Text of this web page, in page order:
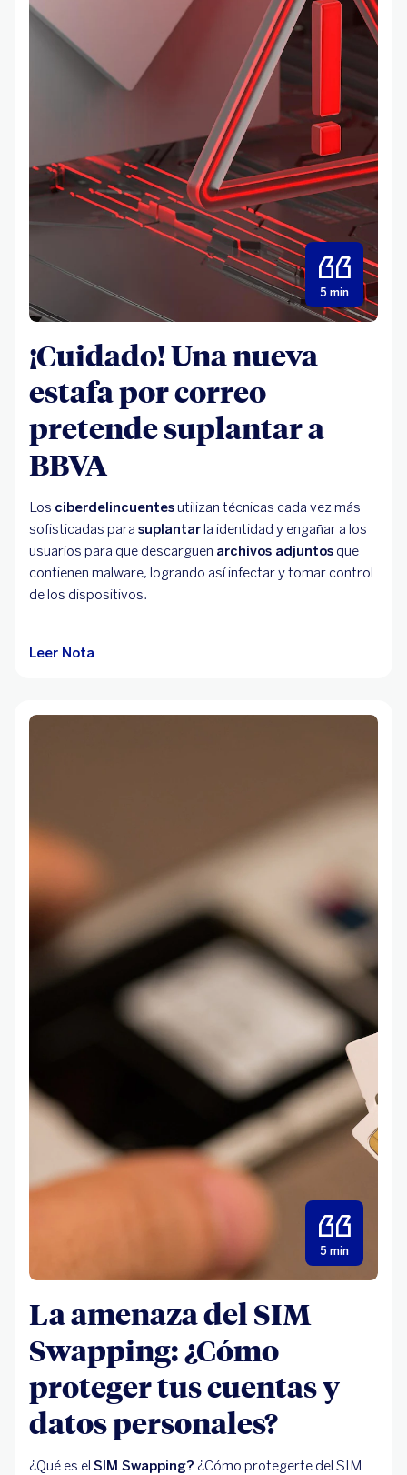
5 min
¡Cuidado! Una nueva
estafa por correo
pretende suplantar a
BBVA
Los ciberdelincuentesutilizan técnicas cada vez más
sofisticadas para suplantarla identidad y engañar a los
usuarios para que descarguen archivos adjuntos que
contienen malware, logrando así infectar y tomar control
de los dispositivos.
Leer Nota
5 min
La amenaza del SIM
Swapping: ¿Cómo
proteger tus cuentas y
datos personales?
¿Qué es el SIM Swapping? ¿Cómo protegerte del SIM